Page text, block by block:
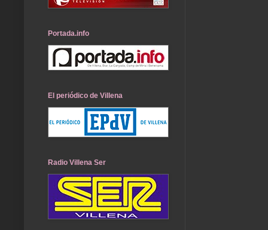
Portada.info
El periódico de Villena
Radio Villena Ser